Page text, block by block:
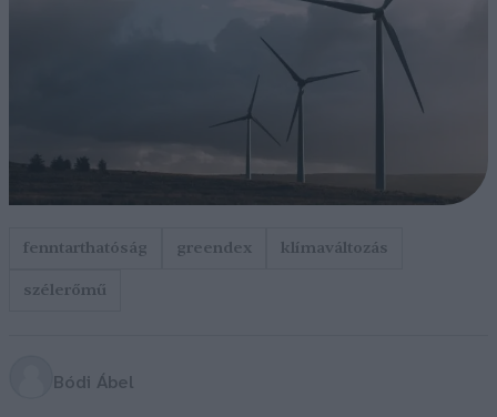
fenntarthatóság greendex
klímaváltozás
szélerőmű
Bódi Ábel